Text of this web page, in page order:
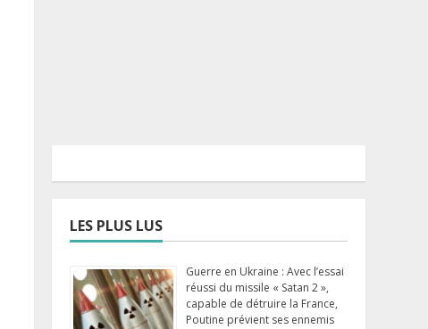
LES PLUS LUS
Guerre en Ukraine : Avec l’essai
réussi du missile « Satan 2 »,
capable de détruire la France,
Poutine prévient ses ennemis